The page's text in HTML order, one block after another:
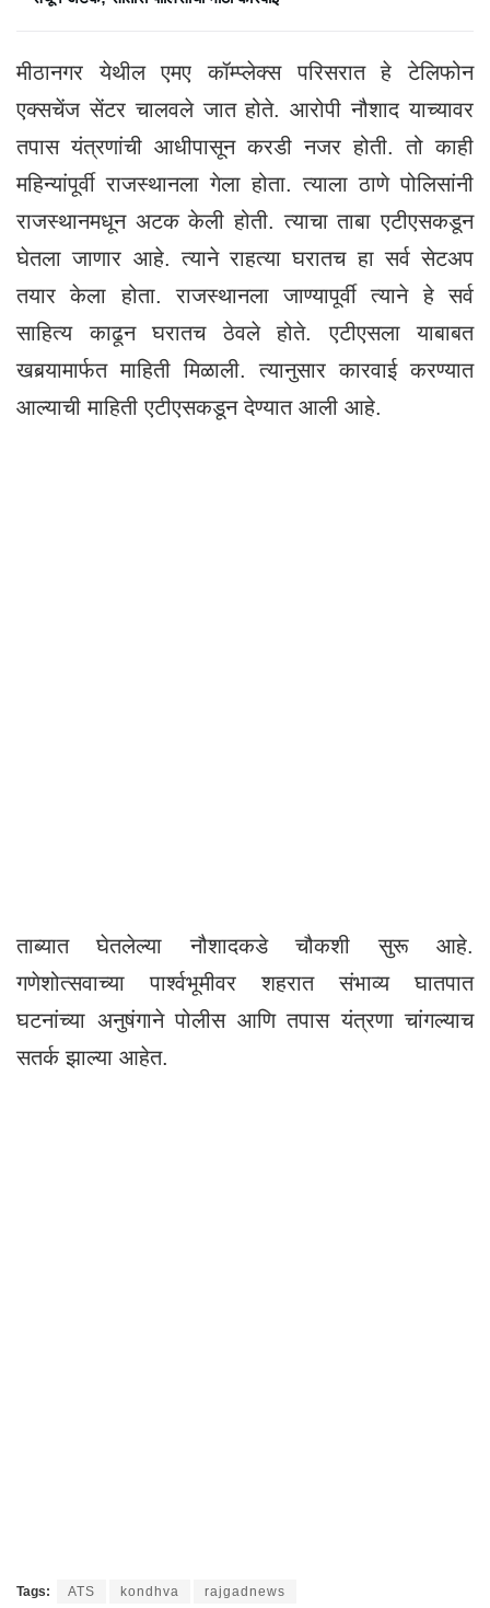
मीठानगर येथील एमए कॉम्प्लेक्स परिसरात हे टेलिफोन
एक्सचेंज सेंटर चालवले जात होते. आरोपी नौशाद याच्यावर
तपास यंत्रणांची आधीपासून करडी नजर होती. तो काही
महिन्यांपूर्वी राजस्थानला गेला होता. त्याला ठाणे पोलिसांनी
राजस्थानमधून अटक केली होती. त्याचा ताबा एटीएसकडून
घेतला जाणार आहे. त्याने राहत्या घरातच हा सर्व सेटअप
तयार केला होता. राजस्थानला जाण्यापूर्वी त्याने हे सर्व
साहित्य काढून घरातच ठेवले होते. एटीएसला याबाबत
खबर्‍यामार्फत माहिती मिळाली. त्यानुसार कारवाई करण्यात
आल्याची माहिती एटीएसकडून देण्यात आली आहे.
ताब्यात घेतलेल्या नौशादकडे चौकशी सुरू आहे.
गणेशोत्सवाच्या पार्श्वभूमीवर शहरात संभाव्य घातपात
घटनांच्या अनुषंगाने पोलीस आणि तपास यंत्रणा चांगल्याच
सतर्क झाल्या आहेत.
Tags: ATS kondhva rajgadnews